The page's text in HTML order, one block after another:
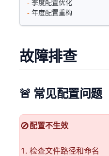
- 季度配置优化
- 年度配置重构
故障排查
🚨 常见配置问题
🚫配置不生效
检查文件路径和命名